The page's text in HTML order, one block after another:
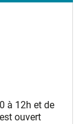
dans un
à 12h et de
ouvert